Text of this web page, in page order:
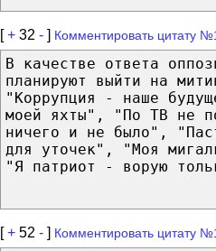
[+ 32 - ] Комментировать цитату
В качестве ответа
планируют выйти на
"Коррупция - наше
моей яхты", "По ТВ не
ничего и не было",
для уточек", "Моя
"Я патриот - ворую
[+ 52 - ] Комментировать цитату